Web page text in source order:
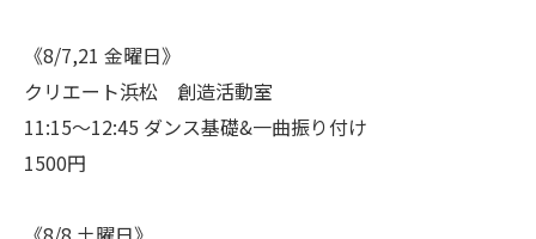
《8/7,21 金曜日》
クリエート浜松 創造活動室
11:15〜12:45 ダンス基礎&一曲振り付け
1500円